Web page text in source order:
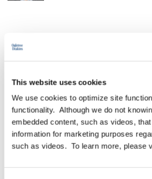
This website uses cookies
We use cookies to optimize site
functionality. Although we do not
embedded content, such as videos,
information for marketing purposes
such as videos. To learn more, please
PODCASTS
SEMINARS
WEBINARS